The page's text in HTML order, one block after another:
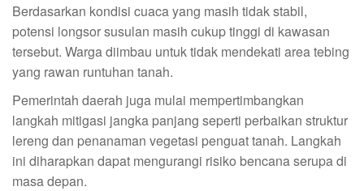
Berdasarkan kondisi cuaca yang masih tidak stabil,
potensi longsor susulan masih cukup tinggi di kawasan
tersebut. Warga diimbau untuk tidak mendekati area tebing
yang rawan runtuhan tanah.
Pemerintah daerah juga mulai mempertimbangkan
langkah mitigasi jangka panjang seperti perbaikan struktur
lereng dan penanaman vegetasi penguat tanah. Langkah
ini diharapkan dapat mengurangi risiko bencana serupa di
masa depan.